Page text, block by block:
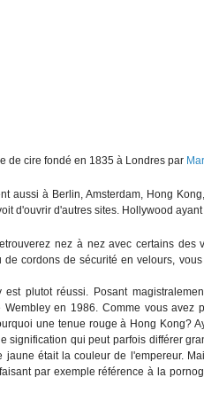
de cire fondé en 1835 à Londres par
aussi à Berlin, Amsterdam, Hong
d'ouvrir d'autres sites. Hollywood
nez à nez avec certains des
cordons de sécurité en velours,
plutot réussi. Posant
en 1986. Comme vous avez
une tenue rouge à Hong Kong?
signification qui peut parfois différer
était la couleur de l'empereur.
par exemple référence à la